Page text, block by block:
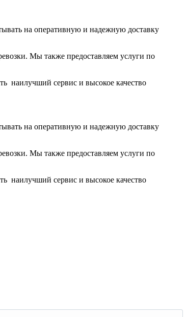
на оперативную и надежную доставку
Мы также предоставляем услуги по
наилучший сервис и высокое качество
на оперативную и надежную доставку
Мы также предоставляем услуги по
наилучший сервис и высокое качество